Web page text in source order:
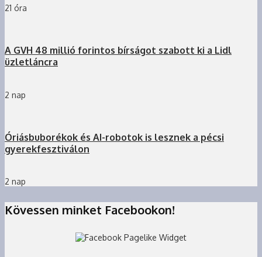
21 óra
A GVH 48 millió forintos bírságot szabott ki a Lidl
üzletláncra
2 nap
Óriásbuborékok és AI-robotok is lesznek a pécsi
gyerekfesztiválon
2 nap
Kövessen minket Facebookon!